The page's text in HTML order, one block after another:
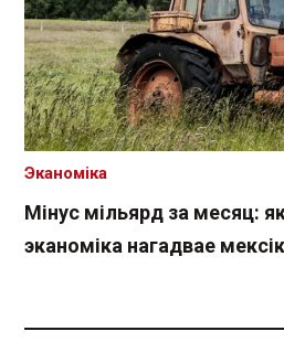
Мінус мільярд за месяц:
эканоміка нагадвае
Эканоміка